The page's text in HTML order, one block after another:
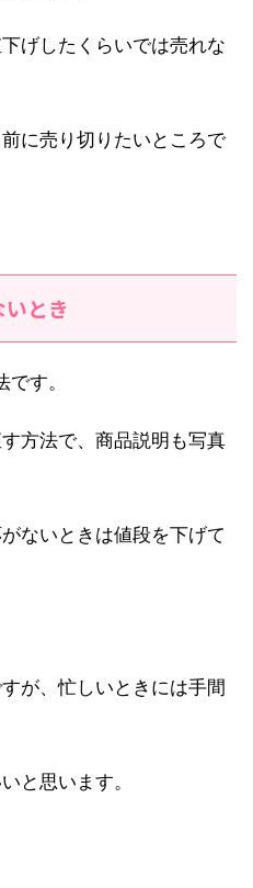
げしたくらいでは売れな
に売り切りたいところで
とき
す。
方法で、商品説明も写真
ないときは値段を下げて
が、忙しいときには手間
と思います。